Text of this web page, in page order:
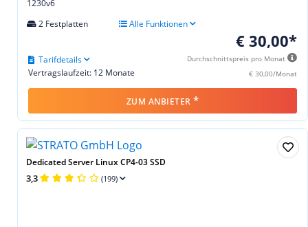
1230v6
2 Festplatten Alle Funktionen
€ 30,00*
Durchschnittspreis pro Monat
€ 30,00/Monat
Vertragslaufzeit: 12 Monate
Tarifdetails
ZUM ANBIETER *
Dedicated Server Linux CP4-03 SSD
3,3 (199)